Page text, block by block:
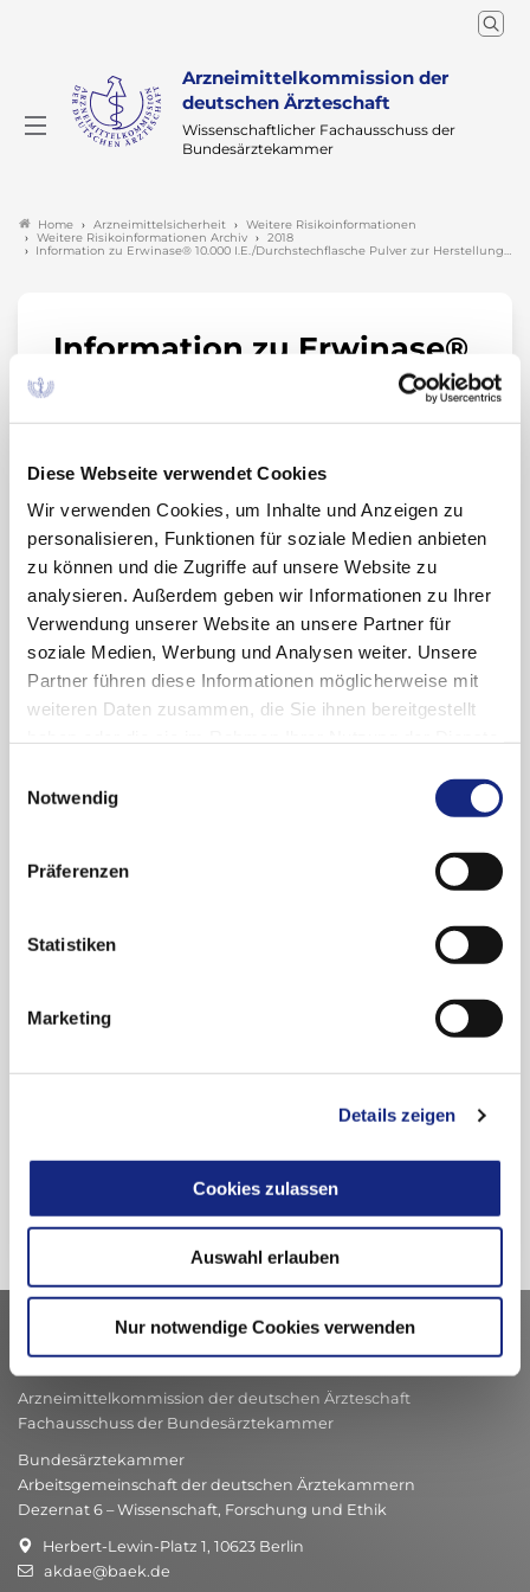
Diese Webseite verwendet Cookies
Wir verwenden Cookies, um Inhalte und Anzeigen zu
personalisieren, Funktionen für soziale Medien anbieten
zu können und die Zugriffe auf unsere Website zu
analysieren. Außerdem geben wir Informationen zu Ihrer
Verwendung unserer Website an unsere Partner für
soziale Medien, Werbung und Analysen weiter. Unsere
Partner führen diese Informationen möglicherweise mit
weiteren Daten zusammen, die Sie ihnen bereitgestellt
Cookies, wenn Sie unsere Webseite weiterhin
Notwendig
Präferenzen
Statistiken
Marketing
Details zeigen
Cookies zulassen
Auswahl erlauben
Nur notwendige Cookies verwenden
Arzneimittelkommission der
deutschen Ärzteschaft
Wissenschaftlicher Fachausschuss der
Bundesärztekammer
Home Arzneimittelsicherheit
Weitere Risikoinformationen
Weitere Risikoinformationen Archiv
2018
Information zu Erwinase® 10.000 I.E./Durchstechflasche Pulver zur Herstellung…
Information zu Erwinase®
10.000
I.E./Durchstechflasche
Pulver zur Herstellung
einer Injektionslösung
(Asparaginase)
Aufgrund eines Lieferengpasses ist Erwinase®
10.000 I.E./Durchstechflasche Pulver zur
Herstellung einer Injektionslösung momentan
nur unter Berücksichtigung der Vorschriften
des § 73 (3) AMG verfügbar. Bei der Anwendung
Vorsichtsmaßnahme eine 5 μm-Filternadel zu
verwenden.
Informationsbrief zu Erwinase® 10.000
17.04.2018
Kontakt
Arzneimittelkommission der deutschen Ärzteschaft
Fachausschuss der Bundesärztekammer
Bundesärztekammer
Arbeitsgemeinschaft der deutschen Ärztekammern
Dezernat 6 – Wissenschaft, Forschung und Ethik
Herbert-Lewin-Platz 1, 10623 Berlin
akdae@baek.de